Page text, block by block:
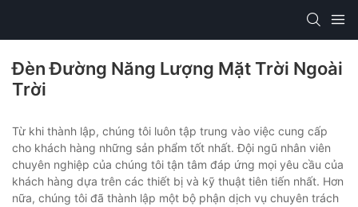
Đèn Đường Năng Lượng Mặt Trời Ngoài
Trời
Từ khi thành lập, chúng tôi luôn tập trung vào việc cung cấp
cho khách hàng những sản phẩm tốt nhất. Đội ngũ nhân viên
chuyên nghiệp của chúng tôi tận tâm đáp ứng mọi yêu cầu của
khách hàng dựa trên các thiết bị và kỹ thuật tiên tiến nhất. Hơn
nữa, chúng tôi đã thành lập một bộ phận dịch vụ chuyên trách